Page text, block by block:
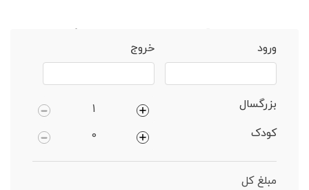
ورود
خروج
بزرگسال
کودک
مبلغ کل